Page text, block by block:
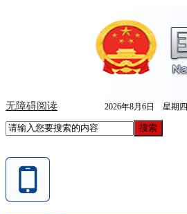
无障碍阅读 2026年8月6日 星期四